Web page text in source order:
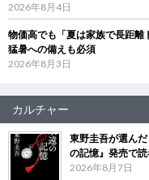
2026年8月4日
物価高でも「夏は家族で長距
猛暑への備えも必須
2026年8月3日
カルチャー
東野圭吾が選ん
の記憶』発売で
2026年8月7日